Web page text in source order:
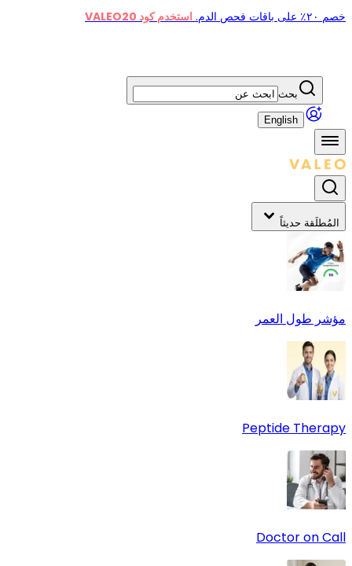
خصم ٢٠٪ على باقات فحص الدم. استخدم كود VALEO20
بحث
English
المُطلَقة حديثاً
مؤشر طول العمر
Peptide Therapy
Doctor on Call